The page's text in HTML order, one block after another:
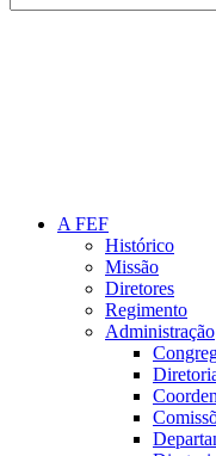
A FEF
Histórico
Missão
Diretores
Regimento
Administração